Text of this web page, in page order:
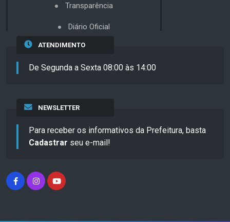
Transparência
Diário Oficial
ATENDIMENTO
De Segunda a Sexta 08:00 às 14:00
NEWSLETTER
Para receber os informativos da Prefeitura, basta
Cadastrar seu e-mail!